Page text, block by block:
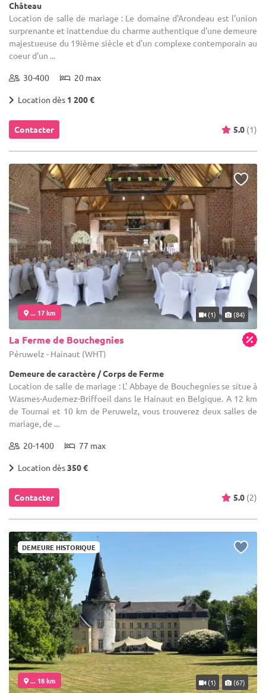
Château
Location de salle de mariage : Le domaine d'Arondeau est l'union
surprenante et inattendue du charme authentique d'une demeure
majestueuse du 19ième siècle et d'un complexe contemporain au
coeur d'un ...
30-400 20 max
Location dès 1 200 €
Contacter 5.0 (1)
... 17 km (1) (84)
La Ferme de Bouchegnies
Péruwelz - Hainaut (WHT)
Demeure de caractère / Corps de Ferme
Location de salle de mariage : L' Abbaye de Bouchegnies se situe à
Wasmes-Audemez-Briffoeil dans le Hainaut en Belgique. A 12 km
de Tournai et 10 km de Peruwelz, vous trouverez deux salles de
mariage, de ...
20-1400 77 max
Location dès350 €
Contacter 5.0 (2)
DEMEURE HISTORIQUE
... 18 km (1) (67)